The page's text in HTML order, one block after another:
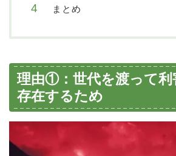
まとめ
理由①：世代を渡って利
存在するため